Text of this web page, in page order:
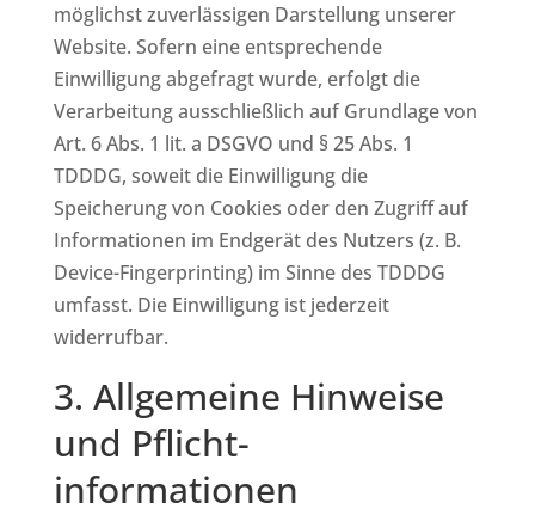
möglichst zuverlässigen Darstellung unserer
Website. Sofern eine entsprechende
Einwilligung abgefragt wurde, erfolgt die
Verarbeitung ausschließlich auf Grundlage von
Art. 6 Abs. 1 lit. a DSGVO und § 25 Abs. 1
TDDDG, soweit die Einwilligung die
Speicherung von Cookies oder den Zugriff auf
Informationen im Endgerät des Nutzers (z. B.
Device-Fingerprinting) im Sinne des TDDDG
umfasst. Die Einwilligung ist jederzeit
widerrufbar.
3. Allgemeine Hinweise
und Pflicht­
informationen